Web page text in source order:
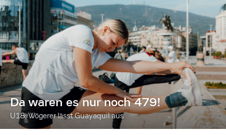
Da waren es nur noch 479!
U18: Wögerer lässt Guayaquil aus